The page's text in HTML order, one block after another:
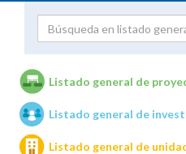
Unidades de
Listado general de
Listado general de
Listado general de